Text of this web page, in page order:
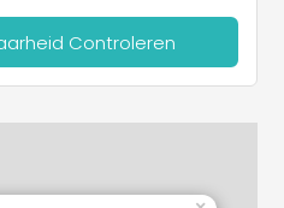
Controleren